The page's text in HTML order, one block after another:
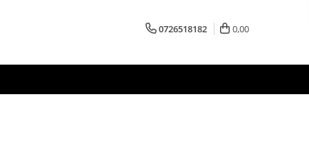
0726518182 0,00